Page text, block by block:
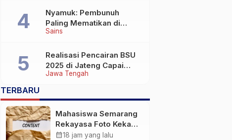
Sains
Nyamuk: Pembunuh
Paling Mematikan di
Dunia yang Tak Terlihat
Jawa Tengah
Realisasi Pencairan BSU
2025 di Jateng Capai
69,2 Persen
TERBARU
Mahasiswa Semarang
Rekayasa Foto Kekasih
Jadi Konten Cabul
calendar_month18 jam yang lalu